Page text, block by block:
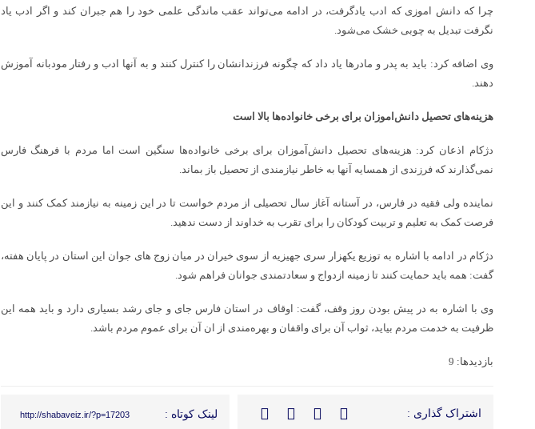
چرا که دانش اموزی که ادب یادگرفت، در ادامه می‌تواند عقب ماندگی علمی خود را هم جبران کند و اگر ادب یاد
نگرفت تبدیل به چوبی خشک می‌شود.
وی اضافه کرد: باید به پدر و مادرها یاد داد که چگونه فرزندانشان را کنترل کنند و به آنها ادب و رفتار مودبانه آموزش
دهند.
هزینه‌های تحصیل دانش‌اموزان برای برخی خانواده‌ها بالا است
دژکام اذعان کرد: هزینه‌های تحصیل دانش‌آموزان برای برخی خانواده‌ها سنگین است اما مردم با فرهنگ فارس
نمی‌گذارند که فرزندی از همسایه آنها به خاطر نیازمندی از تحصیل باز بماند.
نماینده ولی فقیه در فارس، در آستانه آغاز سال تحصیلی از مردم خواست تا در این زمینه به نیازمند کمک کنند و این
فرصت کمک به تعلیم و تربیت کودکان را برای تقرب به خداوند از دست ندهید.
دژکام در ادامه با اشاره به توزیع یکهزار سری جهیزیه از سوی خیران در میان زوج های جوان این استان در پایان هفته،
گفت: همه باید حمایت کنند تا زمینه ازدواج و سعادتمندی جوانان فراهم شود.
وی با اشاره به در پیش بودن روز وقف، گفت: اوقاف در استان فارس جای و جای رشد بسیاری دارد و باید همه این
ظرفیت به خدمت مردم بیاید، ثواب آن برای واقفان و بهره‌مندی از ان آن برای عموم مردم باشد.
بازدیدها: 9
اشتراک گذاری : لینک کوتاه : http://shabaveiz.ir/?p=17203